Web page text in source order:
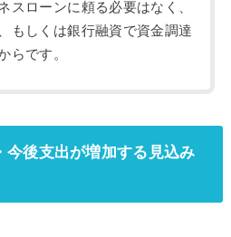
スローンに頼る必要はなく、
もしくは銀行融資で資金調達
らです。
今後支出が増加する見込み